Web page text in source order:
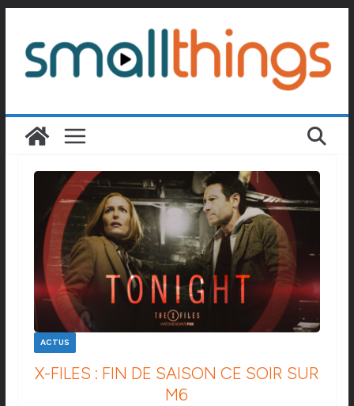
contenu
ACTUS
X-FILES : FIN DE SAISON CE SOIR SUR
M6